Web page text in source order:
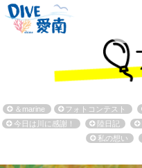
＆marine フォトコンテスト
今日は川に感謝！
陸日記
私の想い